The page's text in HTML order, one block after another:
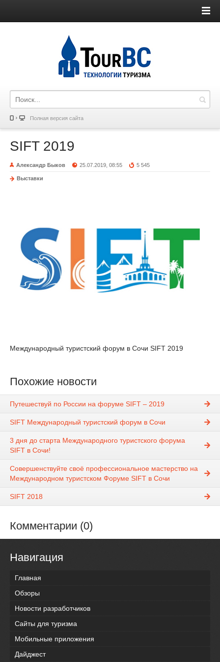
Полная версия сайта
SIFT 2019
Александр Быков 25.07.2019, 08:55 5 545
Выставки
Международный туристский форум в Сочи SIFT 2019
Похожие новости
Путешествуй по России на форуме SIFT – 2019
SIFT Международный туристский форум в Сочи
3 дня до старта Международного туристского форума
SIFT в Сочи!
Совершенствуйте своё профессиональное мастерство на
Международном туристском Форуме SIFT в Сочи
SIFT 2018
Комментарии (0)
Навигация
Главная
Обзоры
Новости разработчиков
Сайты для туризма
Мобильные приложения
Дайджест